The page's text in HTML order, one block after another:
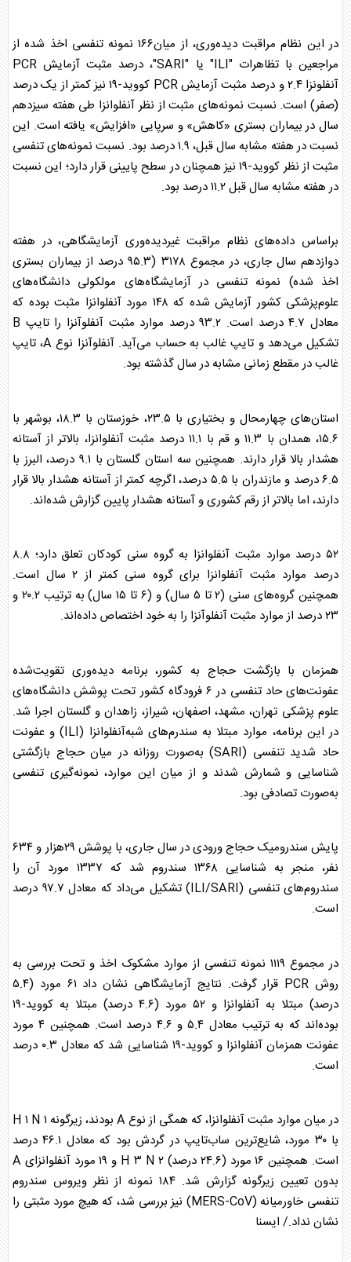
در این نظام مراقبت دیده‌وری، از میان۱۶۶ نمونه تنفسی اخذ شده از
مراجعین با تظاهرات "ILI" یا "SARI"، درصد مثبت آزمایش PCR
آنفلونزا ۲.۴ و درصد مثبت آزمایش PCR کووید-۱۹ نیز کمتر از یک درصد
(صفر) است. نسبت نمونه‌های مثبت از نظر آنفلوانزا طی هفته سیزدهم
سال در بیماران بستری «کاهش» و سرپایی «افزایش» یافته است. این
نسبت در هفته مشابه سال قبل، ۱.۹ درصد بود. نسبت نمونه‌های تنفسی
مثبت از نظر کووید-۱۹ نیز همچنان در سطح پایینی قرار دارد؛ این نسبت
در هفته مشابه سال قبل ۱۱.۲ درصد بود.
براساس داده‌های نظام مراقبت غیردیده‌وری آزمایشگاهی، در هفته
دوازدهم سال جاری، در مجموع ۳۱۷۸ (۹۵.۳ درصد از بیماران بستری
اخذ شده) نمونه تنفسی در آزمایشگاه‌های مولکولی دانشگاه‌های
علوم‌پزشکی کشور آزمایش شده که ۱۴۸ مورد
آنفلوانزا مثبت بوده که
معادل ۴.۷ درصد است. ۹۳.۲ درصد موارد مثبت آنفلوآنزا را تایپ B
تشکیل می‌دهد و تایپ غالب به حساب می‌آید. آنفلوآنزا نوع A، تایپ
غالب در مقطع زمانی مشابه در سال گذشته بود.
استان‌های چهارمحال و بختیاری با ۲۳.۵، خوزستان با ۱۸.۳، بوشهر با
۱۵.۶، همدان با ۱۱.۳ و قم با ۱۱.۱ درصد مثبت
آنفلوانزا، بالاتر از آستانه
هشدار بالا قرار دارند. همچنین سه استان گلستان با ۹.۱ درصد، البرز با
۶.۵ درصد و مازندران با ۵.۵ درصد، اگرچه کمتر از آستانه هشدار بالا قرار
دارند، اما بالاتر از رقم کشوری و آستانه هشدار پایین گزارش شده‌اند.
۵۲ درصد موارد مثبت آنفلوانزا
به گروه سنی کودکان تعلق دارد؛ ۸.۸
درصد موارد مثبت آنفلوانزا
برای گروه سنی کمتر از ۲ سال است.
همچنین گروه‌های سنی (۲ تا ۵ سال) و (۶ تا ۱۵ سال) به ترتیب ۲۰.۲ و
۲۳ درصد از موارد مثبت آنفلوآنزا را به خود اختصاص داده‌اند.
همزمان با بازگشت حجاج به کشور، برنامه دیده‌وری تقویت‌شده
عفونت‌های حاد تنفسی در ۶ فرودگاه کشور تحت پوشش دانشگاه‌های
علوم پزشکی تهران، مشهد، اصفهان، شیراز، زاهدان و گلستان اجرا شد.
در این برنامه، موارد مبتلا به سندرم‌های شبه‌آنفلوانزا
(ILI) و عفونت
حاد شدید تنفسی (SARI) به‌صورت روزانه در میان حجاج بازگشتی
شناسایی و شمارش شدند و از میان این موارد، نمونه‌گیری تنفسی
به‌صورت تصادفی بود.
پایش سندرومیک حجاج ورودی در سال جاری، با پوشش ۲۹هزار و ۶۳۴
نفر، منجر به شناسایی ۱۳۶۸ سندروم شد که ۱۳۳۷ مورد آن را
سندروم‌های تنفسی (ILI/SARI) تشکیل می‌داد که معادل ۹۷.۷ درصد
است.
در مجموع ۱۱۱۹ نمونه تنفسی از موارد مشکوک اخذ و تحت بررسی به
روش PCR قرار گرفت. نتایج آزمایشگاهی نشان داد ۶۱ مورد (۵.۴
درصد) مبتلا به آنفلوانزا
و ۵۲ مورد (۴.۶ درصد) مبتلا به کووید-۱۹
بوده‌اند که به ترتیب معادل ۵.۴ و ۴.۶ درصد است. همچنین ۴ مورد
عفونت همزمانآنفلوانزا
و کووید-۱۹ شناسایی شد که معادل ۰.۳ درصد
است.
در میان موارد مثبتآنفلوانزا
، که همگی از نوع A بودند، زیرگونه H ۱ N ۱
با ۳۰ مورد، شایع‌ترین ساب‌تایپ در گردش بود که معادل ۴۶.۱ درصد
است. همچنین ۱۶ مورد (۲۴.۶ درصد) H ۳ N ۲ و ۱۹ مورد
آنفلوانزا
ی A
بدون تعیین زیرگونه گزارش شد. ۱۸۴ نمونه از نظر ویروس سندروم
تنفسی خاورمیانه (MERS-CoV) نیز بررسی شد، که هیچ مورد مثبتی را
نشان نداد./ ایسنا